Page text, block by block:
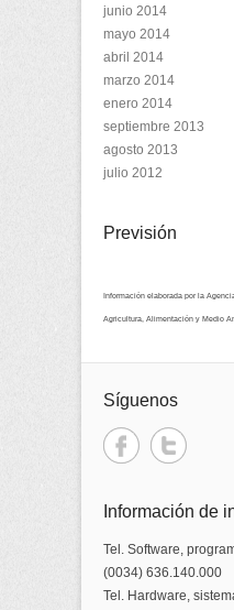
junio 2014
mayo 2014
abril 2014
marzo 2014
enero 2014
septiembre 2013
agosto 2013
julio 2012
Previsión
Información elaborada por la
Agricultura, Alimentación y Medio
Síguenos
Información de
Tel. Software,
(0034) 636.140.000
Tel. Hardware,